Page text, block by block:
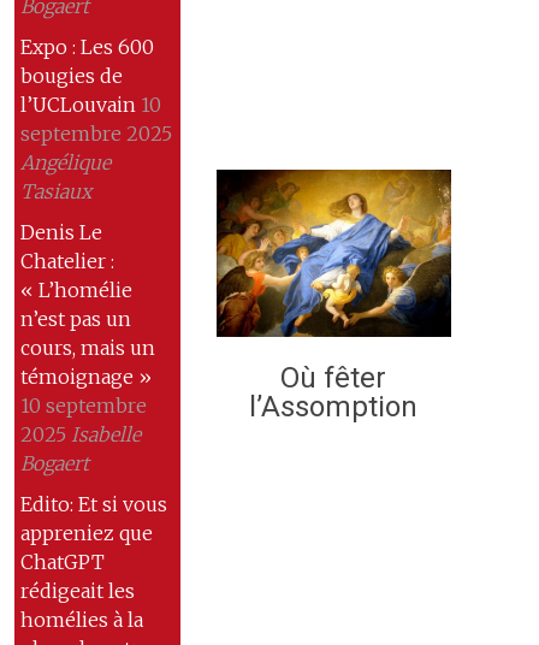
Bogaert
Expo : Les 600
bougies de
l’UCLouvain 10
septembre 2025
Angélique
Tasiaux
Denis Le
Chatelier :
« L’homélie
n’est pas un
cours, mais un
témoignage »
10 septembre
2025 Isabelle
Bogaert
Edito: Et si vous
appreniez que
ChatGPT
rédigeait les
homélies à la
Où fêter
l’Assomption